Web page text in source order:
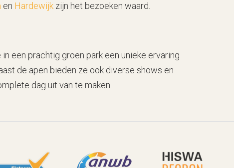
en Hardewijk zijn het bezoeken waard.
in een prachtig groen park een unieke ervaring
de apen bieden ze ook diverse shows en
dag uit van te maken.